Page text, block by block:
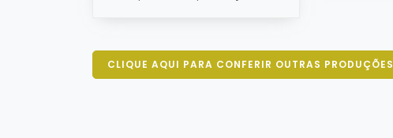
CLIQUE AQUI PARA CONFERIR OUTRAS PRODUÇÕES